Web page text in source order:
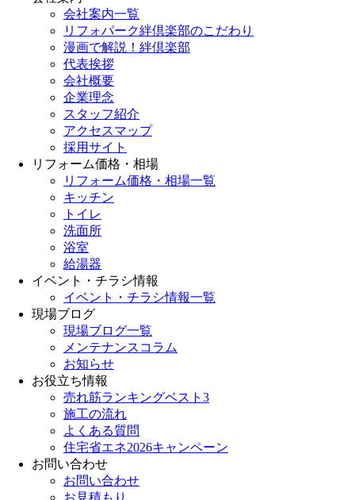
会社案内一覧
リフォパーク絆倶楽部のこだわり
漫画で解説！絆倶楽部
代表挨拶
会社概要
企業理念
スタッフ紹介
アクセスマップ
採用サイト
リフォーム価格・相場
リフォーム価格・相場一覧
キッチン
トイレ
洗面所
浴室
給湯器
イベント・チラシ情報
イベント・チラシ情報一覧
現場ブログ
現場ブログ一覧
メンテナンスコラム
お知らせ
お役立ち情報
売れ筋ランキングベスト3
施工の流れ
よくある質問
住宅省エネ2026キャンペーン
お問い合わせ
お問い合わせ
お見積もり